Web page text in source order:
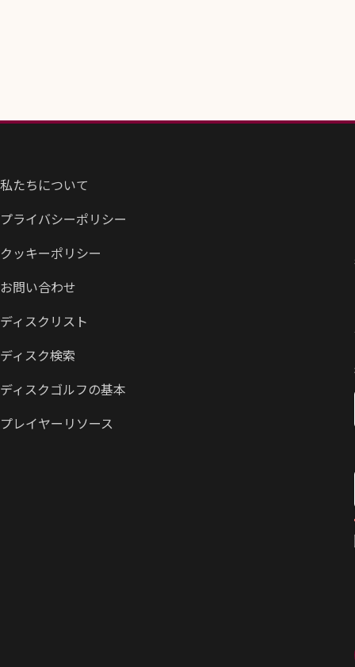
私たちについて
プライバシーポリシー
クッキーポリシー
お問い合わせ
ディスクリスト
ディスク検索
ディスクゴルフの基本
プレイヤーリソース